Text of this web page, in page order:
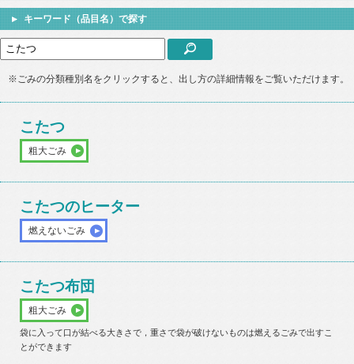
キーワード（品目名）で探す
※ごみの分類種別名をクリックすると、出し方の詳細情報をご覧いただけます。
こたつ
粗大ごみ
こたつのヒーター
燃えないごみ
こたつ布団
粗大ごみ
袋に入って口が結べる大きさで，重さで袋が破けないものは燃えるごみで出すこ
とができます